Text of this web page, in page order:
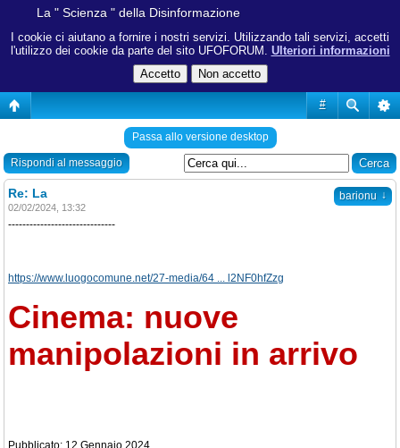
I cookie ci aiutano a fornire i nostri servizi. Utilizzando tali servizi, accetti
l'utilizzo dei cookie da parte del sito UFOFORUM. Ulteriori informazioni
#
La " Scienza " della Disinformazione
Passa allo versione desktop
Rispondi al messaggio
barionu ↓
Re: La
02/02/2024, 13:32
------------------------------
https://www.luogocomune.net/27-media/64 ... l2NF0hfZzg
Cinema: nuove
manipolazioni in arrivo
Pubblicato: 12 Gennaio 2024